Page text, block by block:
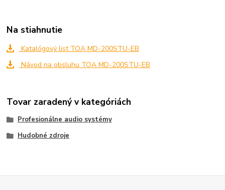
Na stiahnutie
Katalógový list TOA MD-200STU-EB
Návod na obsluhu TOA MD-200STU-EB
Tovar zaradený v kategóriách
Profesionálne audio systémy
Hudobné zdroje